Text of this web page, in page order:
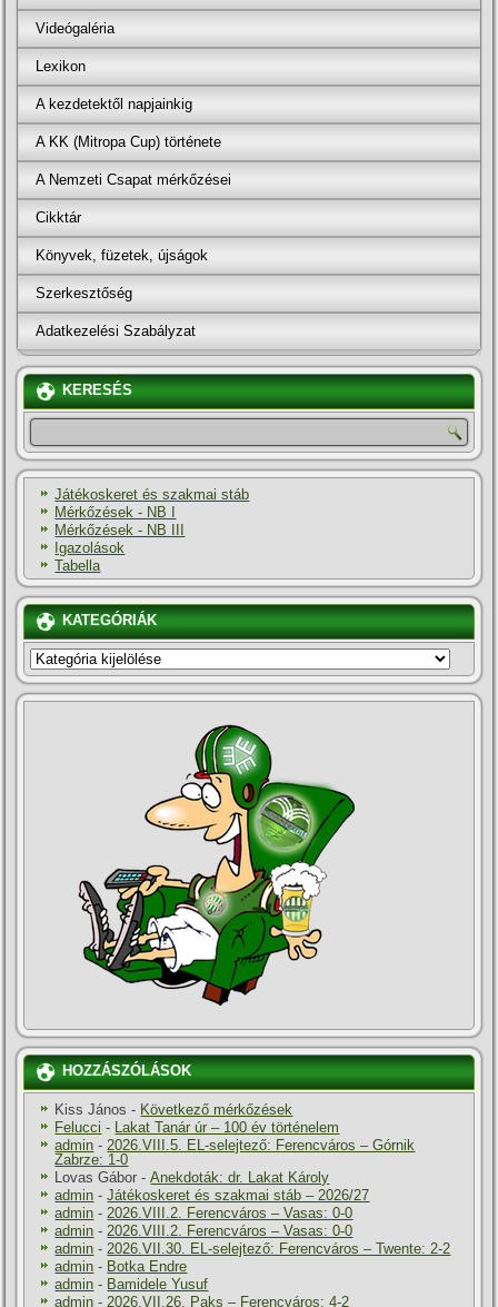
Videógaléria
Lexikon
A kezdetektől napjainkig
A KK (Mitropa Cup) története
A Nemzeti Csapat mérkőzései
Cikktár
Könyvek, füzetek, újságok
Szerkesztőség
Adatkezelési Szabályzat
KERESÉS
Játékoskeret és szakmai stáb
Mérkőzések - NB I
Mérkőzések - NB III
Igazolások
Tabella
KATEGÓRIÁK
KATEGÓRIÁK
HOZZÁSZÓLÁSOK
Kiss János - Következő mérkőzések
Felucci - Lakat Tanár úr – 100 év történelem
admin - 2026.VIII.5. EL-selejtező: Ferencváros – Górnik
Zabrze: 1-0
Lovas Gábor -Anekdoták: dr. Lakat Károly
admin -Játékoskeret és szakmai stáb – 2026/27
admin - 2026.VIII.2. Ferencváros – Vasas: 0-0
admin - 2026.VIII.2. Ferencváros – Vasas: 0-0
admin - 2026.VII.30. EL-selejtező: Ferencváros – Twente: 2-2
admin - Botka Endre
admin - Bamidele Yusuf
admin - 2026.VII.26. Paks – Ferencváros: 4-2